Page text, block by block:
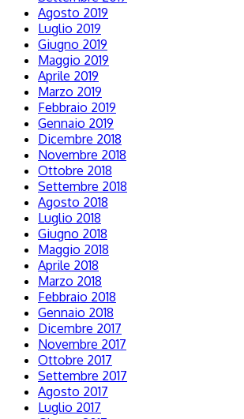
Agosto 2019
Luglio 2019
Giugno 2019
Maggio 2019
Aprile 2019
Marzo 2019
Febbraio 2019
Gennaio 2019
Dicembre 2018
Novembre 2018
Ottobre 2018
Settembre 2018
Agosto 2018
Luglio 2018
Giugno 2018
Maggio 2018
Aprile 2018
Marzo 2018
Febbraio 2018
Gennaio 2018
Dicembre 2017
Novembre 2017
Ottobre 2017
Settembre 2017
Agosto 2017
Luglio 2017